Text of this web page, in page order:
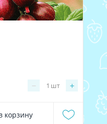
− +
1 шт
корзину